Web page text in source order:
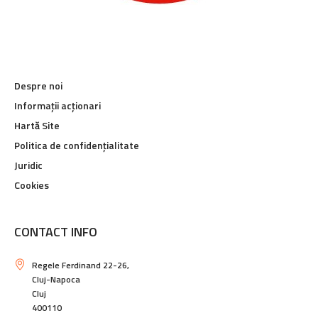
Despre noi
Informații acționari
Hartă Site
Politica de confidențialitate
Juridic
Cookies
CONTACT INFO
Regele Ferdinand 22-26,
Cluj-Napoca
Cluj
400110